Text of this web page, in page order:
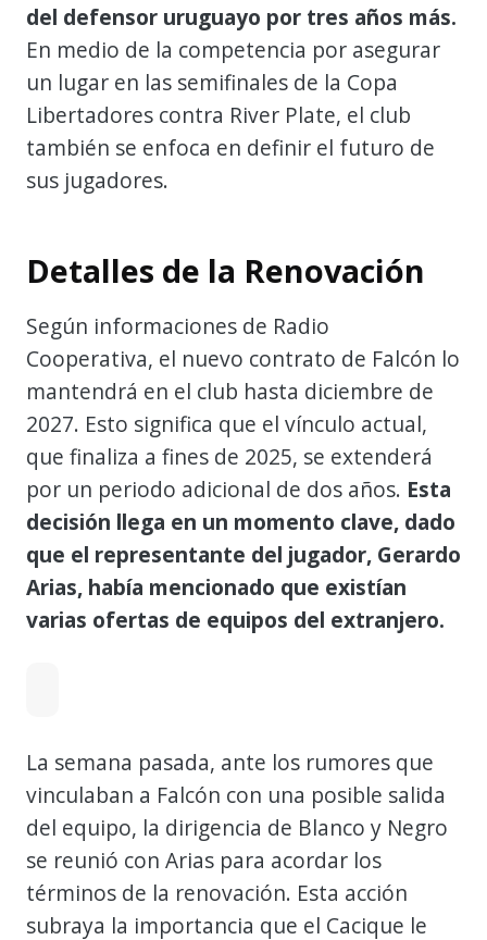
del defensor uruguayo por tres años más.
En medio de la competencia por asegurar
un lugar en las semifinales de la Copa
Libertadores contra River Plate, el club
también se enfoca en definir el futuro de
sus jugadores.
Detalles de la Renovación
Según informaciones de Radio
Cooperativa, el nuevo contrato de Falcón lo
mantendrá en el club hasta diciembre de
2027. Esto significa que el vínculo actual,
que finaliza a fines de 2025, se extenderá
por un periodo adicional de dos años. Esta
decisión llega en un momento clave, dado
que el representante del jugador, Gerardo
Arias, había mencionado que existían
varias ofertas de equipos del extranjero.
La semana pasada, ante los rumores que
vinculaban a Falcón con una posible salida
del equipo, la dirigencia de Blanco y Negro
se reunió con Arias para acordar los
términos de la renovación. Esta acción
subraya la importancia que el Cacique le